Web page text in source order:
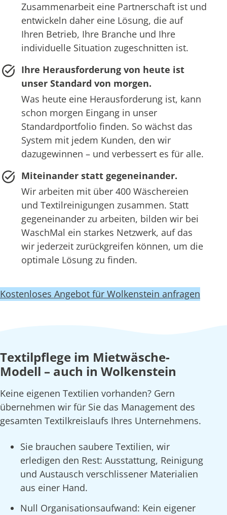
Zusammenarbeit eine Partnerschaft ist und
entwickeln daher eine Lösung, die auf
Ihren Betrieb, Ihre Branche und Ihre
individuelle Situation zugeschnitten ist.
Ihre Herausforderung von heute ist
unser Standard von morgen.
Was heute eine Herausforderung ist, kann
schon morgen Eingang in unser
Standardportfolio finden. So wächst das
System mit jedem Kunden, den wir
dazugewinnen – und verbessert es für alle.
Miteinander statt gegeneinander.
Wir arbeiten mit über 400 Wäschereien
und Textilreinigungen zusammen. Statt
gegeneinander zu arbeiten, bilden wir bei
WaschMal ein starkes Netzwerk, auf das
wir jederzeit zurückgreifen können, um die
optimale Lösung zu finden.
Kostenloses Angebot für Wolkenstein anfragen
Textilpflege im Mietwäsche-
Modell – auch in Wolkenstein
Keine eigenen Textilien vorhanden? Gern
übernehmen wir für Sie das Management des
gesamten Textilkreislaufs Ihres Unternehmens.
Sie brauchen saubere Textilien, wir
erledigen den Rest: Ausstattung, Reinigung
und Austausch verschlissener Materialien
aus einer Hand.
Null Organisationsaufwand: Kein eigener